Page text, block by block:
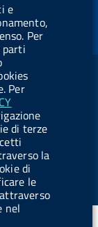
e
Per
parti
Per
di terze
la
di
le
nel